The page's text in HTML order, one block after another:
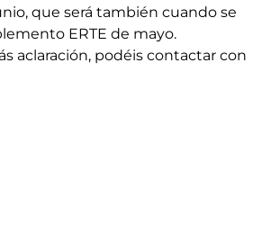
que será también cuando se
ERTE de mayo.
aclaración, podéis contactar con